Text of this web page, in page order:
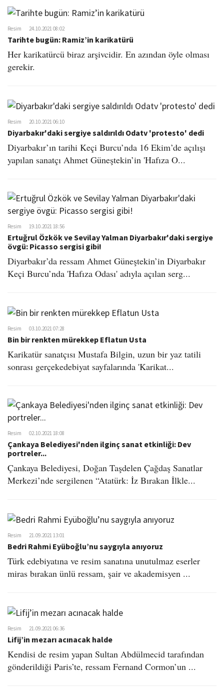
Resim 24.10.2021 08:02
Tarihte bugün: Ramiz’in karikatürü
Her karikatürcü biraz arşivcidir. En azından öyle olması
gerekir.
Resim 20.10.2021 06:10
Diyarbakır'daki sergiye saldırıldı Odatv 'protesto' dedi
Diyarbakır’ın tarihi Keçi Burcu’nda 16 Ekim’de açılışı
yapılan sanatçı Ahmet Güneştekin’in 'Hafıza O...
Resim 19.10.2021 18:56
Ertuğrul Özkök ve Sevilay Yalman Diyarbakır'daki sergiye
övgü: Picasso sergisi gibi!
Diyarbakır’da ressam Ahmet Güneştekin’in Diyarbakır
Keçi Burcu’nda 'Hafıza Odası' adıyla açılan serg...
Resim 03.10.2021 07:28
Bin bir renkten mürekkep Eflatun Usta
Karikatür sanatçısı Mustafa Bilgin, uzun bir yaz tatili
sonrası gerçekedebiyat sayfalarında 'Karikat...
Resim 02.10.2021 18:08
Çankaya Belediyesi'nden ilginç sanat etkinliği: Dev
portreler...
Çankaya Belediyesi, Doğan Taşdelen Çağdaş Sanatlar
Merkezi’nde sergilenen “Atatürk: İz Bırakan İlkle...
Resim 21.09.2021 13:01
Bedri Rahmi Eyüboğlu’nu saygıyla anıyoruz
Türk edebiyatına ve resim sanatına unutulmaz eserler
miras bırakan ünlü ressam, şair ve akademisyen ...
Resim 21.09.2021 06:36
Lifij’in mezarı acınacak halde
Kendisi de resim yapan Sultan Abdülmecid tarafından
gönderildiği Paris’te, ressam Fernand Cormon’un ...